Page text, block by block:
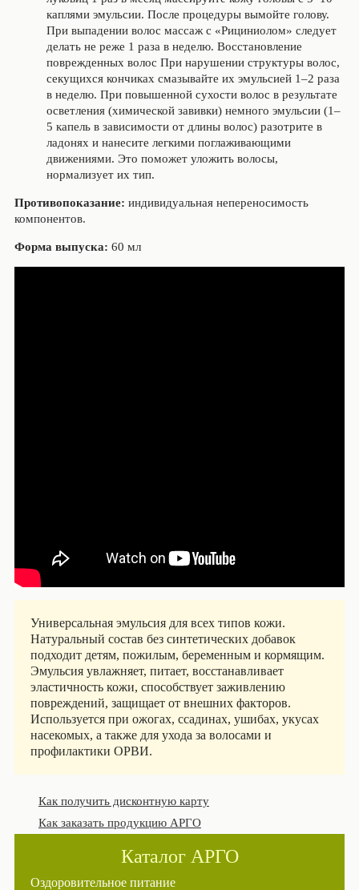
каплями эмульсии. После процедуры вымойте голову.
При выпадении волос массаж с «Рициниолом» следует
делать не реже 1 раза в неделю. Восстановление
поврежденных волос При нарушении структуры волос,
секущихся кончиках смазывайте их эмульсией 1–2 раза
в неделю. При повышенной сухости волос в результате
осветления (химической завивки) немного эмульсии (1–
5 капель в зависимости от длины волос) разотрите в
ладонях и нанесите легкими поглаживающими
движениями. Это поможет уложить волосы,
нормализует их тип.
Противопоказание: индивидуальная непереносимость
компонентов.
Форма выпуска: 60 мл
Универсальная эмульсия для всех типов кожи.
Натуральный состав без синтетических добавок
подходит детям, пожилым, беременным и кормящим.
Эмульсия увлажняет, питает, восстанавливает
эластичность кожи, способствует заживлению
повреждений, защищает от внешних факторов.
Используется при ожогах, ссадинах, ушибах, укусах
насекомых, а также для ухода за волосами и
профилактики ОРВИ.
Как получить дисконтную карту
Как заказать продукцию АРГО
Каталог АРГО
Оздоровительное питание